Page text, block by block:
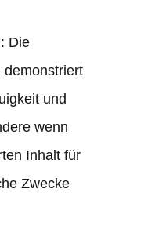
: Die
demonstriert
und
wenn
Inhalt für
Zwecke